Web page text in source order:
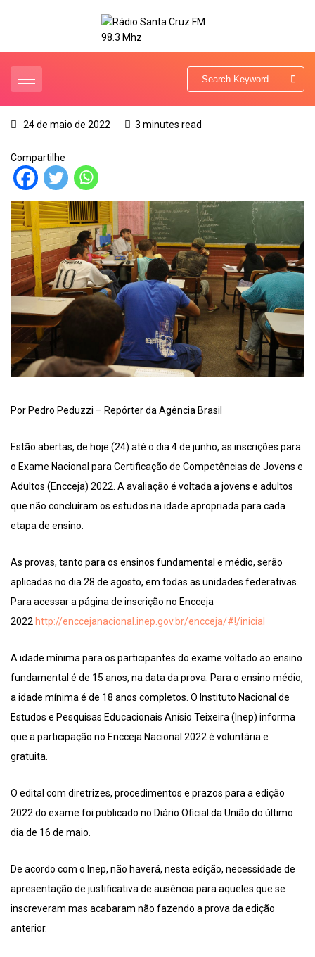
24 de maio de 2022 3 minutes read
Compartilhe
Por Pedro Peduzzi – Repórter da Agência Brasil
Estão abertas, de hoje (24) até o dia 4 de junho, as inscrições para
o Exame Nacional para Certificação de Competências de Jovens e
Adultos (Encceja) 2022. A avaliação é voltada a jovens e adultos
que não concluíram os estudos na idade apropriada para cada
etapa de ensino.
As provas, tanto para os ensinos fundamental e médio, serão
aplicadas no dia 28 de agosto, em todas as unidades federativas.
Para acessar a página de inscrição no Encceja
2022 http://enccejanacional.inep.gov.br/encceja/#!/inicial
A idade mínima para os participantes do exame voltado ao ensino
fundamental é de 15 anos, na data da prova. Para o ensino médio,
a idade mínima é de 18 anos completos. O Instituto Nacional de
Estudos e Pesquisas Educacionais Anísio Teixeira (Inep) informa
que a participação no Encceja Nacional 2022 é voluntária e
gratuita.
O edital com diretrizes, procedimentos e prazos para a edição
2022 do exame foi publicado no Diário Oficial da União do último
dia de 16 de maio.
De acordo com o Inep, não haverá, nesta edição, necessidade de
apresentação de justificativa de ausência para aqueles que se
inscreveram mas acabaram não fazendo a prova da edição
anterior.